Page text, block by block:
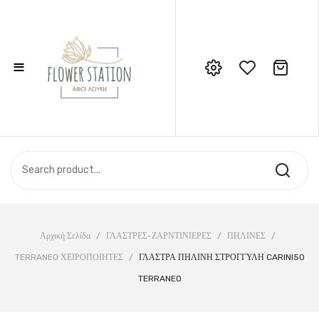
≡
ΕΠΙΚΟΙΝΩΝΊΑ
Αρχική Σελίδα / ΓΛΑΣΤΡΕΣ-ΖΑΡΝΤΙΝΙΕΡΕΣ / ΠΗΛΙΝΕΣ /
TERRANEO ΧΕΙΡΟΠΟΙΗΤΕΣ / ΓΛΑΣΤΡΑ ΠΗΛΙΝΗ ΣΤΡΟΓΓΥΛΗ CARINI50
TERRANEO